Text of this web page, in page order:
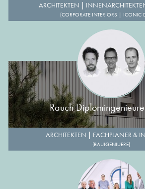
ARCHITEKTEN |
(CORPORATE INTERIORS | ICONIC
Rauch
ARCHITEKTEN | FACHPLANER &
(BAUIGENIUERE)